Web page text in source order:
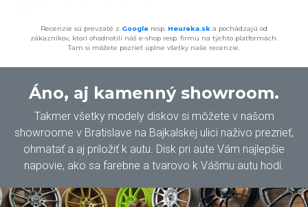
Recenzie sú prevzaté z Google resp. Heureka.sk a pochádzajú od
zákazníkov, ktorí ohodnotili náš e-shop resp. firmu na týchto platformách.
Tam si môžete pozrieť úplne všetky naše recenzie.
Áno, aj kamenný showroom.
Takmer všetky modely diskov si môžete v našom
showroome v Bratislave na Bajkalskej ulici naživo prezrieť,
ohmatať a aj priložiť k autu. Disk pri aute Vám najlepšie
napovie, ako sa farebne a tvarovo k Vášmu autu hodí.